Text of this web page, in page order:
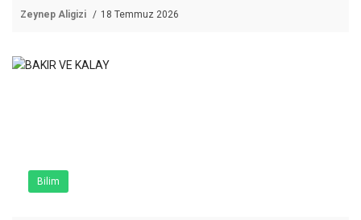
Zeynep Aligizi 18 Temmuz 2026
Bilim